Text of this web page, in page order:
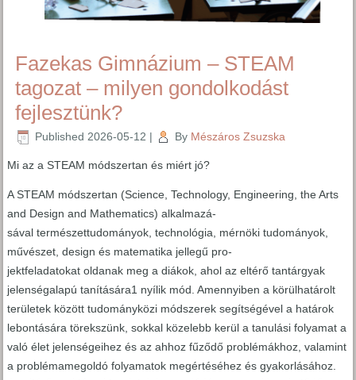
Fazekas Gimnázium – STEAM
tagozat – milyen gondolkodást
fejlesztünk?
Published 2026-05-12 | By Mészáros Zsuzska
Mi az a STEAM módszertan és miért jó?
A STEAM módszertan (Science, Technology, Engineering, the Arts
and Design and Mathematics) alkalmazá-
sával természettudományok, technológia, mérnöki tudományok,
művészet, design és matematika jellegű pro-
jektfeladatokat oldanak meg a diákok, ahol az eltérő tantárgyak
jelenségalapú tanítására1 nyílik mód. Amennyiben a körülhatárolt
területek között tudományközi módszerek segítségével a határok
lebontására törekszünk, sokkal közelebb kerül a tanulási folyamat a
való élet jelenségeihez és az ahhoz fűződő problémákhoz, valamint
a problémamegoldó folyamatok megértéséhez és gyakorlásához.